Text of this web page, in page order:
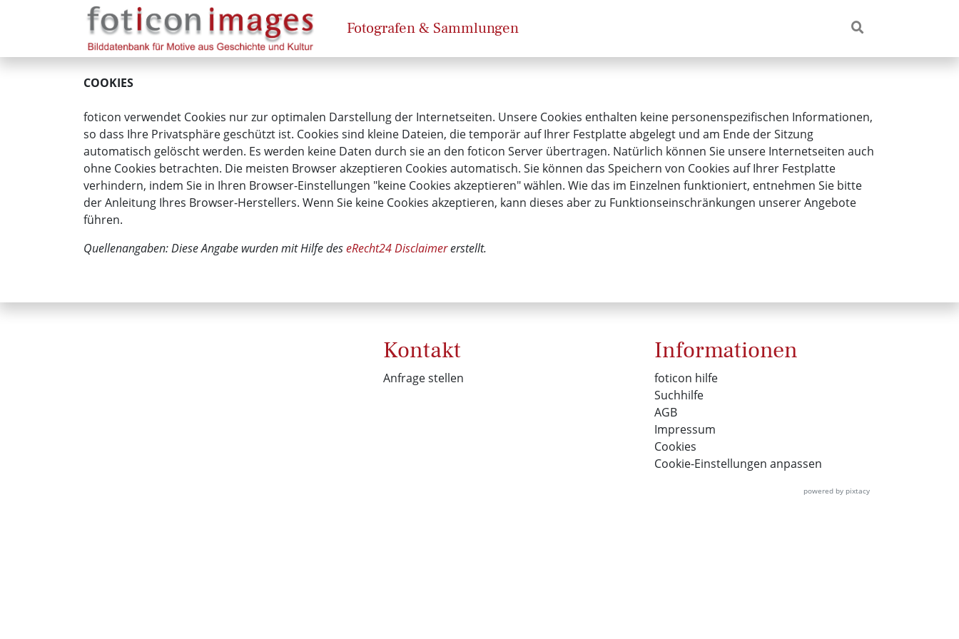
Fotografen & Sammlungen
COOKIES
foticon verwendet Cookies nur zur optimalen Darstellung der Internetseiten. Unsere Cookies enthalten keine personenspezifischen Informationen,
so dass Ihre Privatsphäre geschützt ist. Cookies sind kleine Dateien, die temporär auf Ihrer Festplatte abgelegt und am Ende der Sitzung
automatisch gelöscht werden. Es werden keine Daten durch sie an den foticon Server übertragen. Natürlich können Sie unsere Internetseiten auch
ohne Cookies betrachten. Die meisten Browser akzeptieren Cookies automatisch. Sie können das Speichern von Cookies auf Ihrer Festplatte
verhindern, indem Sie in Ihren Browser-Einstellungen "keine Cookies akzeptieren" wählen. Wie das im Einzelnen funktioniert, entnehmen Sie bitte
der Anleitung Ihres Browser-Herstellers. Wenn Sie keine Cookies akzeptieren, kann dieses aber zu Funktionseinschränkungen unserer Angebote
führen.
Quellenangaben: Diese Angabe wurden mit Hilfe deseRecht24 Disclaimererstellt.
Kontakt
Anfrage stellen
Informationen
foticon hilfe
Suchhilfe
AGB
Impressum
Cookies
Cookie-Einstellungen anpassen
powered by pixtacy